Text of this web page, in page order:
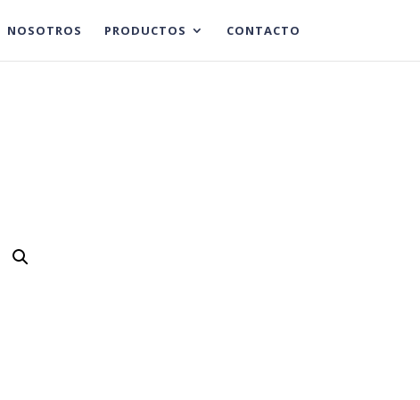
NOSOTROS PRODUCTOS CONTACTO